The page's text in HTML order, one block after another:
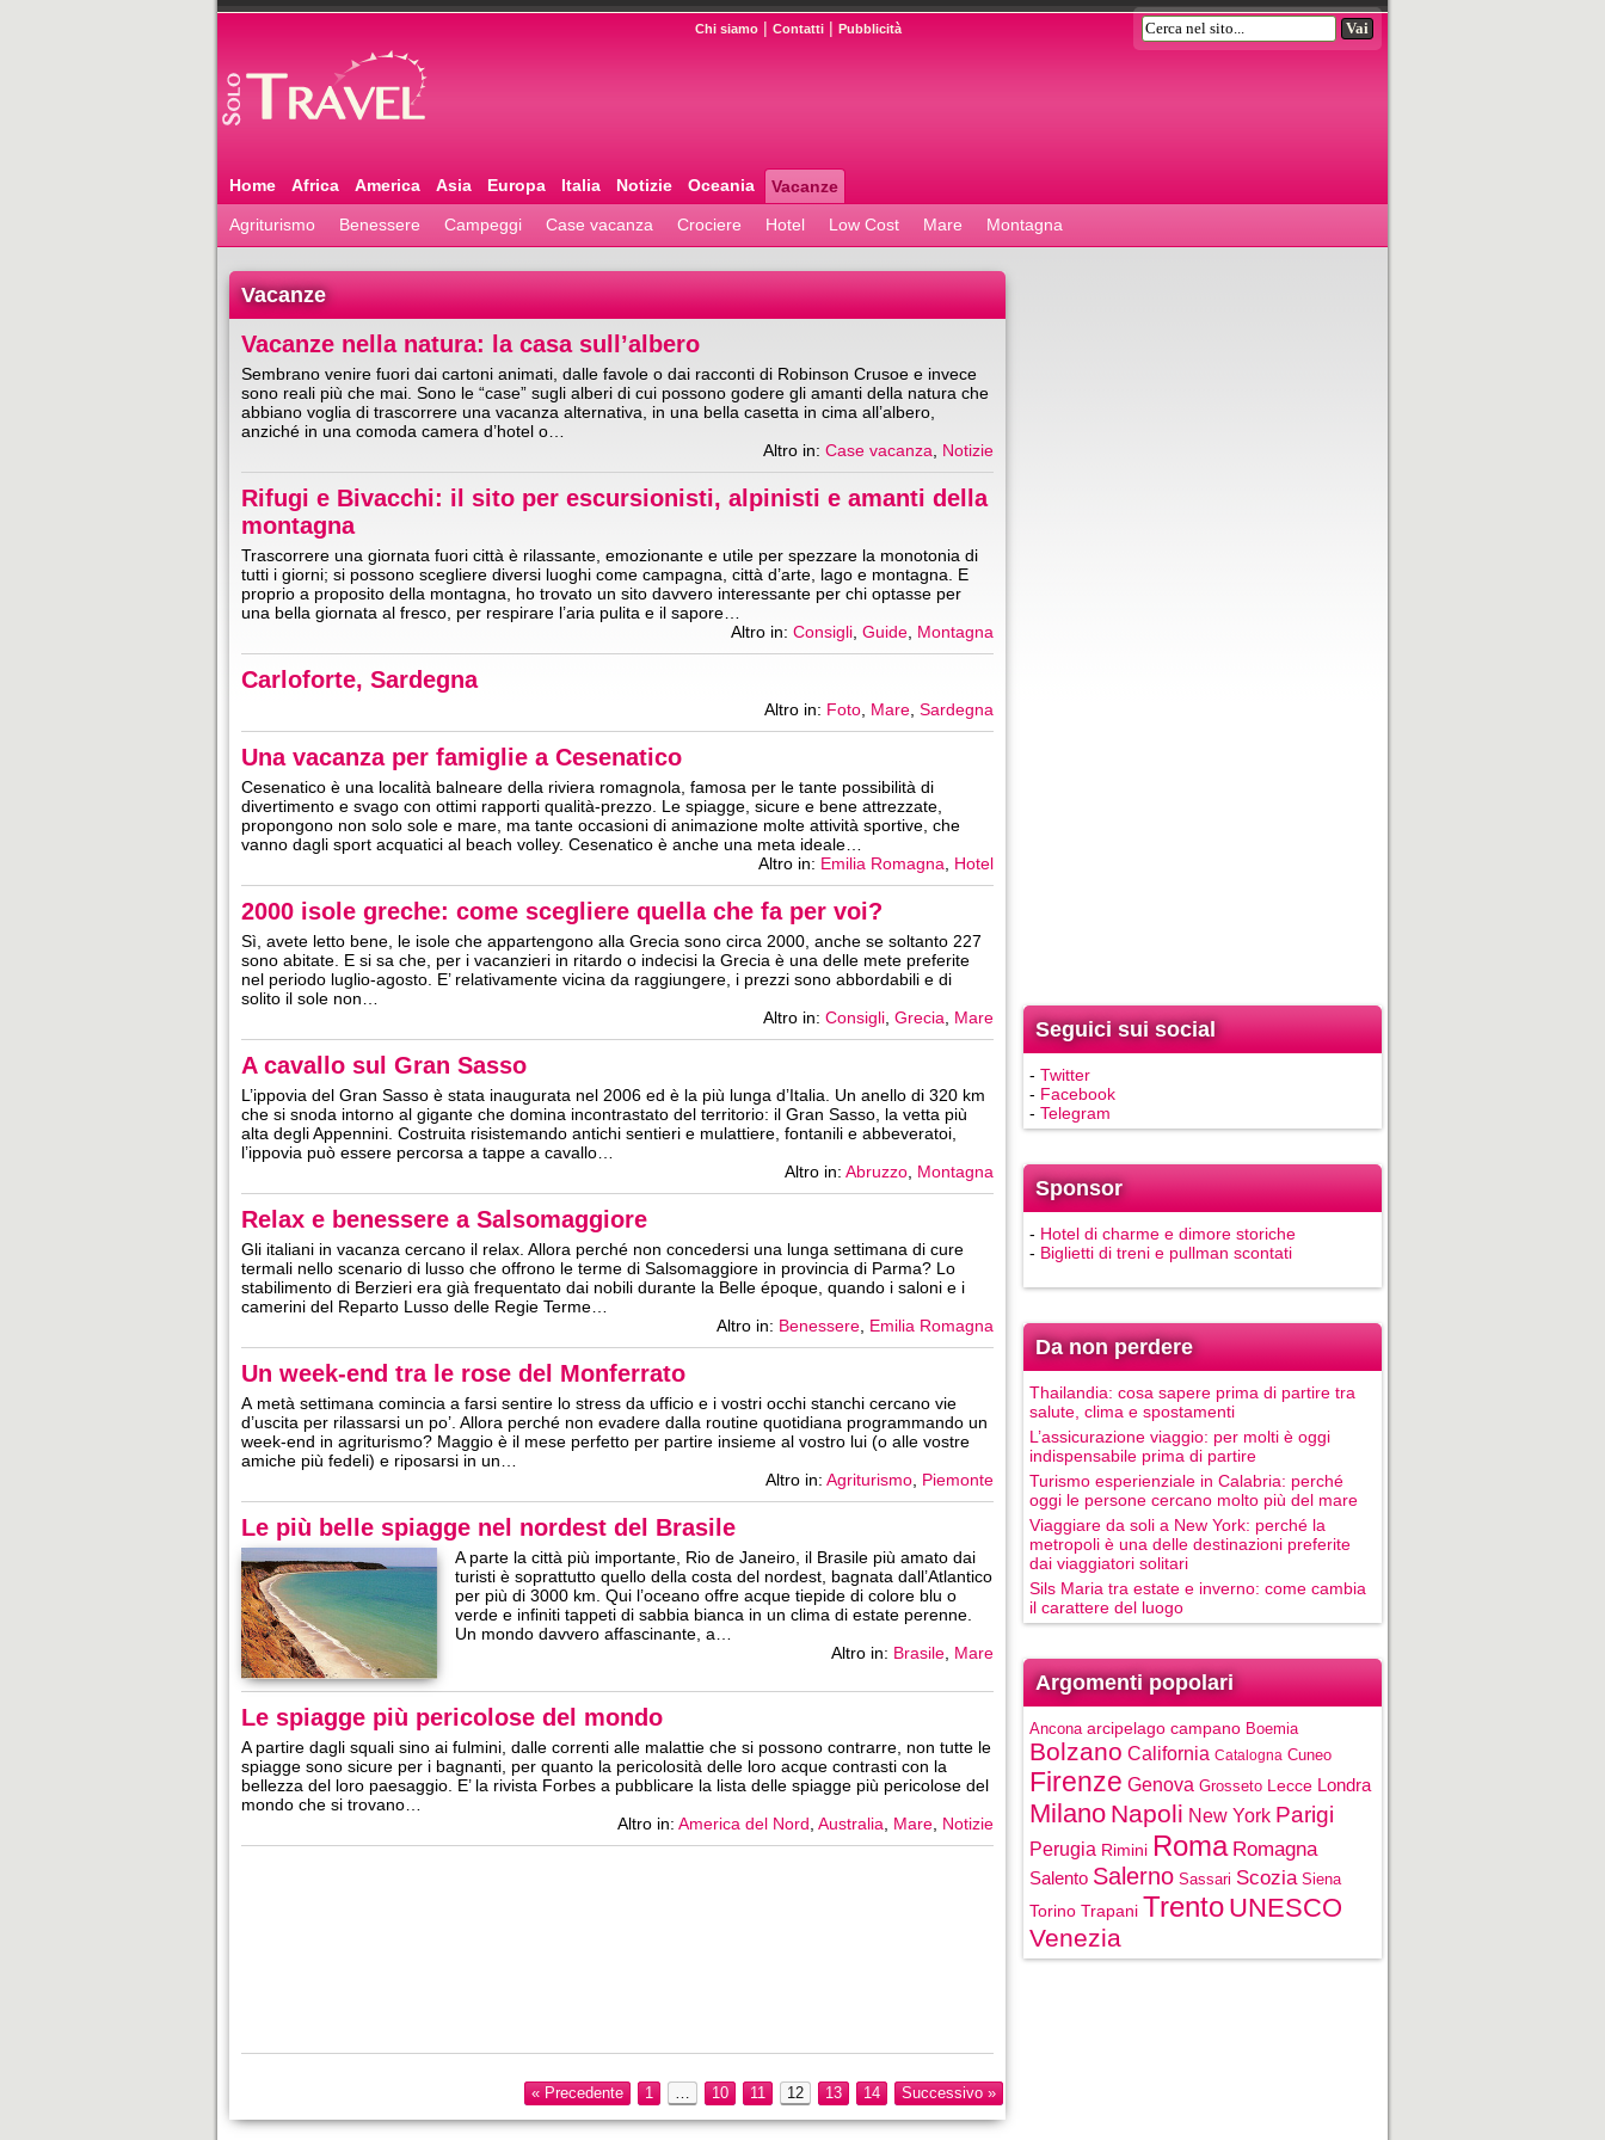
Chi siamo | Contatti | Pubblicità
Home Africa America Asia Europa Italia Notizie Oceania
Vacanze
Agriturismo
Benessere Campeggi Case vacanza Crociere Hotel Low Cost Mare Montagna
Vacanze
Vacanze nella natura: la casa sull’albero
Sembrano venire fuori dai cartoni animati, dalle favole o dai racconti di Robinson Crusoe e invece
sono reali più che mai. Sono le “case” sugli alberi di cui possono godere gli amanti della natura che
abbiano voglia di trascorrere una vacanza alternativa, in una bella casetta in cima all’albero,
anziché in una comoda camera d’hotel o…
Altro in: Case vacanza Notizie
Rifugi e Bivacchi: il sito per escursionisti, alpinisti e amanti della
montagna
Trascorrere una giornata fuori città è rilassante, emozionante e utile per spezzare la monotonia di
tutti i giorni; si possono scegliere diversi luoghi come campagna, città d’arte, lago e montagna. E
proprio a proposito della montagna, ho trovato un sito davvero interessante per chi optasse per
una bella giornata al fresco, per respirare l’aria pulita e il sapore…
Altro in: Consigli Guide Montagna
Carloforte, Sardegna
Altro in: Foto Mare Sardegna
Una vacanza per famiglie a Cesenatico
Cesenatico è una località balneare della riviera romagnola, famosa per le tante possibilità di
divertimento e svago con ottimi rapporti qualità-prezzo. Le spiagge, sicure e bene attrezzate,
propongono non solo sole e mare, ma tante occasioni di animazione molte attività sportive, che
vanno dagli sport acquatici al beach volley. Cesenatico è anche una meta ideale…
Altro in: Emilia Romagna Hotel
2000 isole greche: come scegliere quella che fa per voi?
Sì, avete letto bene, le isole che appartengono alla Grecia sono circa 2000, anche se soltanto 227
sono abitate. E si sa che, per i vacanzieri in ritardo o indecisi la Grecia è una delle mete preferite
nel periodo luglio-agosto. E’ relativamente vicina da raggiungere, i prezzi sono abbordabili e di
solito il sole non…
Altro in: Consigli Grecia Mare
A cavallo sul Gran Sasso
L’ippovia del Gran Sasso è stata inaugurata nel 2006 ed è la più lunga d’Italia. Un anello di 320 km
che si snoda intorno al gigante che domina incontrastato del territorio: il Gran Sasso, la vetta più
alta degli Appennini. Costruita risistemando antichi sentieri e mulattiere, fontanili e abbeveratoi,
l’ippovia può essere percorsa a tappe a cavallo…
Altro in: Abruzzo Montagna
Relax e benessere a Salsomaggiore
Gli italiani in vacanza cercano il relax. Allora perché non concedersi una lunga settimana di cure
termali nello scenario di lusso che offrono le terme di Salsomaggiore in provincia di Parma? Lo
stabilimento di Berzieri era già frequentato dai nobili durante la Belle époque, quando i saloni e i
camerini del Reparto Lusso delle Regie Terme…
Altro in: Benessere Emilia Romagna
Un week-end tra le rose del Monferrato
A metà settimana comincia a farsi sentire lo stress da ufficio e i vostri occhi stanchi cercano vie
d’uscita per rilassarsi un po’. Allora perché non evadere dalla routine quotidiana programmando un
week-end in agriturismo? Maggio è il mese perfetto per partire insieme al vostro lui (o alle vostre
amiche più fedeli) e riposarsi in un…
Altro in: Agriturismo Piemonte
Le più belle spiagge nel nordest del Brasile
A parte la città più importante, Rio de Janeiro, il Brasile più amato dai
turisti è soprattutto quello della costa del nordest, bagnata dall’Atlantico
per più di 3000 km. Qui l’oceano offre acque tiepide di colore blu o
verde e infiniti tappeti di sabbia bianca in un clima di estate perenne.
Un mondo davvero affascinante, a…
Altro in: Brasile Mare
Le spiagge più pericolose del mondo
A partire dagli squali sino ai fulmini, dalle correnti alle malattie che si possono contrarre, non tutte le
spiagge sono sicure per i bagnanti, per quanto la pericolosità delle loro acque contrasti con la
bellezza del loro paesaggio. E’ la rivista Forbes a pubblicare la lista delle spiagge più pericolose del
mondo che si trovano…
Altro in: America del Nord Australia Mare Notizie
« Precedente 1 … 10 11 12 13 14 Successivo »
Seguici sui social
- Twitter
- Facebook
- Telegram
Sponsor
- Hotel di charme e dimore storiche
- Biglietti di treni e pullman scontati
Da non perdere
Thailandia: cosa sapere prima di partire tra
salute, clima e spostamenti
L’assicurazione viaggio: per molti è oggi
indispensabile prima di partire
Turismo esperienziale in Calabria: perché
oggi le persone cercano molto più del mare
Viaggiare da soli a New York: perché la
metropoli è una delle destinazioni preferite
dai viaggiatori solitari
Sils Maria tra estate e inverno: come cambia
il carattere del luogo
Argomenti popolari
Ancona arcipelago campano Boemia
Bolzano California Catalogna Cuneo
Firenze Genova Grosseto Lecce Londra
Milano Napoli New York Parigi
Perugia Rimini Roma Romagna
Salento Salerno Sassari Scozia Siena
Torino Trapani Trento UNESCO
Venezia